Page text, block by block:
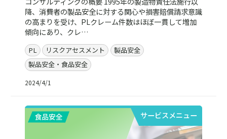
降、消費者の製品安全に対する関心や損害賠償請求意識
の高まりを受け、PLクレーム件数はほぼ一貫して増加
傾向にあり、クレ…
PL リスクアセスメント
製品安全
製品安全・食品安全
2024/4/1
サービスメニュー